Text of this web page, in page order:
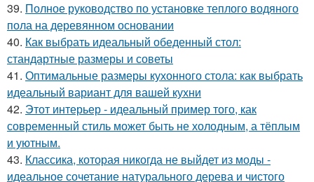
39. Полное руководство по установке теплого водяного
пола на деревянном основании
40. Как выбрать идеальный обеденный стол:
стандартные размеры и советы
41. Оптимальные размеры кухонного стола: как выбрать
идеальный вариант для вашей кухни
42. Этот интерьер - идеальный пример того, как
современный стиль может быть не холодным, а тёплым
и уютным.
43. Классика, которая никогда не выйдет из моды -
идеальное сочетание натурального дерева и чистого